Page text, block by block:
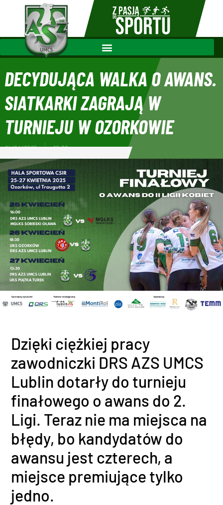
DECYDUJĄCA WALKA O AWANS.
SIATKARKI ZAGRAJĄ W
TURNIEJU W OZORKOWIE
24/04/2025 10:30
Dzięki ciężkiej pracy
zawodniczki DRS AZS UMCS
Lublin dotarły do turnieju
finałowego o awans do 2.
Ligi. Teraz nie ma miejsca na
błędy, bo kandydatów do
awansu jest czterech, a
miejsce premiujące tylko
jedno.